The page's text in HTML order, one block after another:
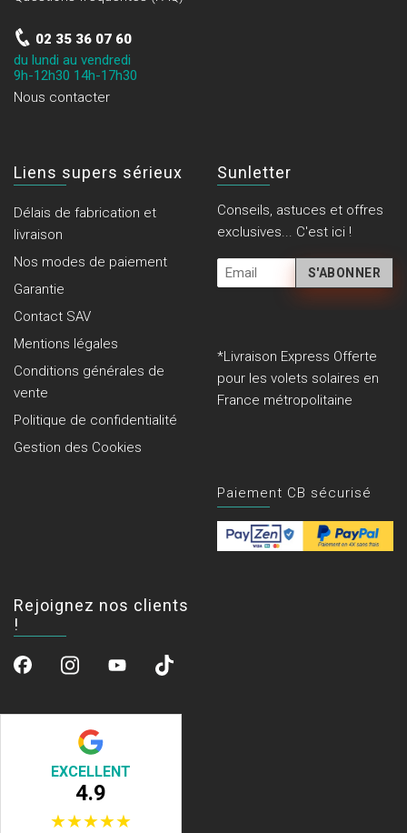
02 35 36 07 60
du lundi au vendredi
9h-12h30 14h-17h30
Nous contacter
Liens supers sérieux
Délais de fabrication et
livraison
Nos modes de paiement
Garantie
Contact SAV
Mentions légales
Conditions générales de
vente
Politique de confidentialité
Gestion des Cookies
Sunletter
Conseils, astuces et offres
exclusives... C'est ici !
*Livraison Express Offerte
pour les volets solaires en
France métropolitaine
Paiement CB sécurisé
Rejoignez nos clients
!
EXCELLENT
4.9
★★★★★